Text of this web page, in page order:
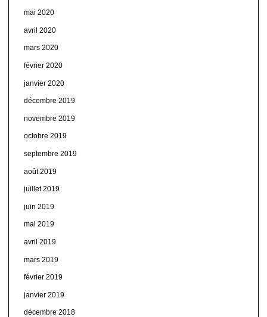
mai 2020
avril 2020
mars 2020
février 2020
janvier 2020
décembre 2019
novembre 2019
octobre 2019
septembre 2019
août 2019
juillet 2019
juin 2019
mai 2019
avril 2019
mars 2019
février 2019
janvier 2019
décembre 2018